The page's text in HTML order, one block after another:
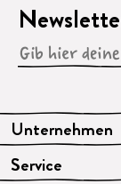
Unternehmen
Service